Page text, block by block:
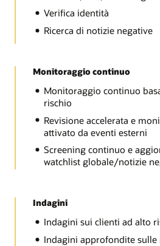
Verifica identità
Ricerca di notizie negative
Monitoraggio continuo
Monitoraggio continuo
rischio
Revisione accelerata e
attivato da eventi esterni
Screening continuo e
watchlist globale/notizie
Indagini
Indagini sui clienti ad alto
Indagini approfondite sulle